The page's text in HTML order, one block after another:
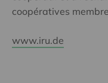
coopératives
www.iru.de